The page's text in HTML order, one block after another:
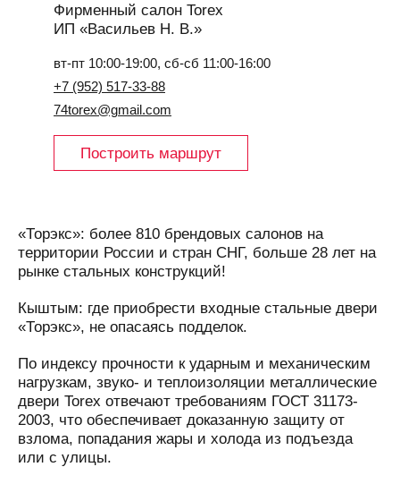
Фирменный салон Torex
ИП «Васильев Н. В.»
вт-пт 10:00-19:00, сб-сб 11:00-16:00
+7 (952) 517-33-88
74torex@gmail.com
Построить маршрут
«Торэкс»: более 810 брендовых салонов на
территории России и стран СНГ, больше 28 лет на
рынке стальных конструкций!
Кыштым: где приобрести входные стальные двери
«Торэкс», не опасаясь подделок.
По индексу прочности к ударным и механическим
нагрузкам, звуко- и теплоизоляции металлические
двери Torex отвечают требованиям ГОСТ 31173-
2003, что обеспечивает доказанную защиту от
взлома, попадания жары и холода из подъезда
или с улицы.